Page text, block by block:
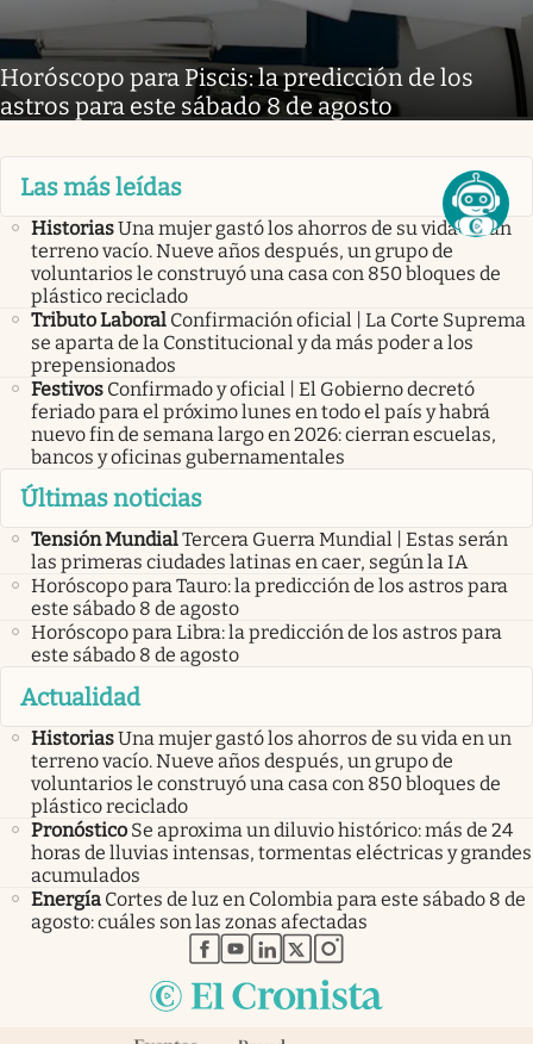
Horóscopo para Piscis: la predicción de los
astros para este sábado 8 de agosto
Las más leídas
HistoriasUna mujer gastó los ahorros de su vida en un
terreno vacío. Nueve años después, un grupo de
voluntarios le construyó una casa con 850 bloques de
plástico reciclado
Tributo Laboral Confirmación oficial | La Corte Suprema
se aparta de la Constitucional y da más poder a los
prepensionados
Festivos Confirmado y oficial | El Gobierno decretó
feriado para el próximo lunes en todo el país y habrá
nuevo fin de semana largo en 2026: cierran escuelas,
bancos y oficinas gubernamentales
Últimas noticias
Tensión MundialTercera Guerra Mundial | Estas serán
las primeras ciudades latinas en caer, según la IA
Horóscopo para Tauro: la predicción de los astros para
este sábado 8 de agosto
Horóscopo para Libra: la predicción de los astros para
este sábado 8 de agosto
Actualidad
HistoriasUna mujer gastó los ahorros de su vida en un
terreno vacío. Nueve años después, un grupo de
voluntarios le construyó una casa con 850 bloques de
plástico reciclado
Pronóstico Se aproxima un diluvio histórico: más de 24
horas de lluvias intensas, tormentas eléctricas y grandes
acumulados
Energía Cortes de luz en Colombia para este sábado 8 de
agosto: cuáles son las zonas afectadas
abre en nueva pestaña
abre en nueva pestaña
abre en nueva pestaña
abre en nueva pestaña
abre en nueva pestaña